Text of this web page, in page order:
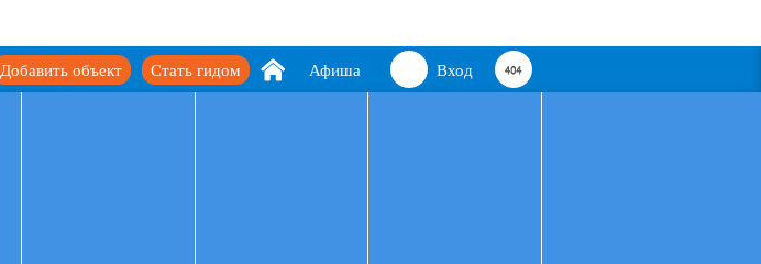
Вход
Афиша
Стать гидом
Добавить объект